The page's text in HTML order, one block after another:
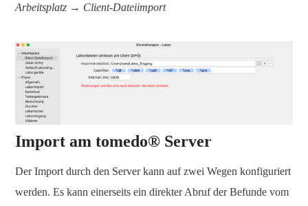
Arbeitsplatz → Client-Dateiimport
Import am tomedo® Server
Der Import durch den Server kann auf zwei Wegen konfiguriert
werden. Es kann einerseits ein direkter Abruf der Befunde vom